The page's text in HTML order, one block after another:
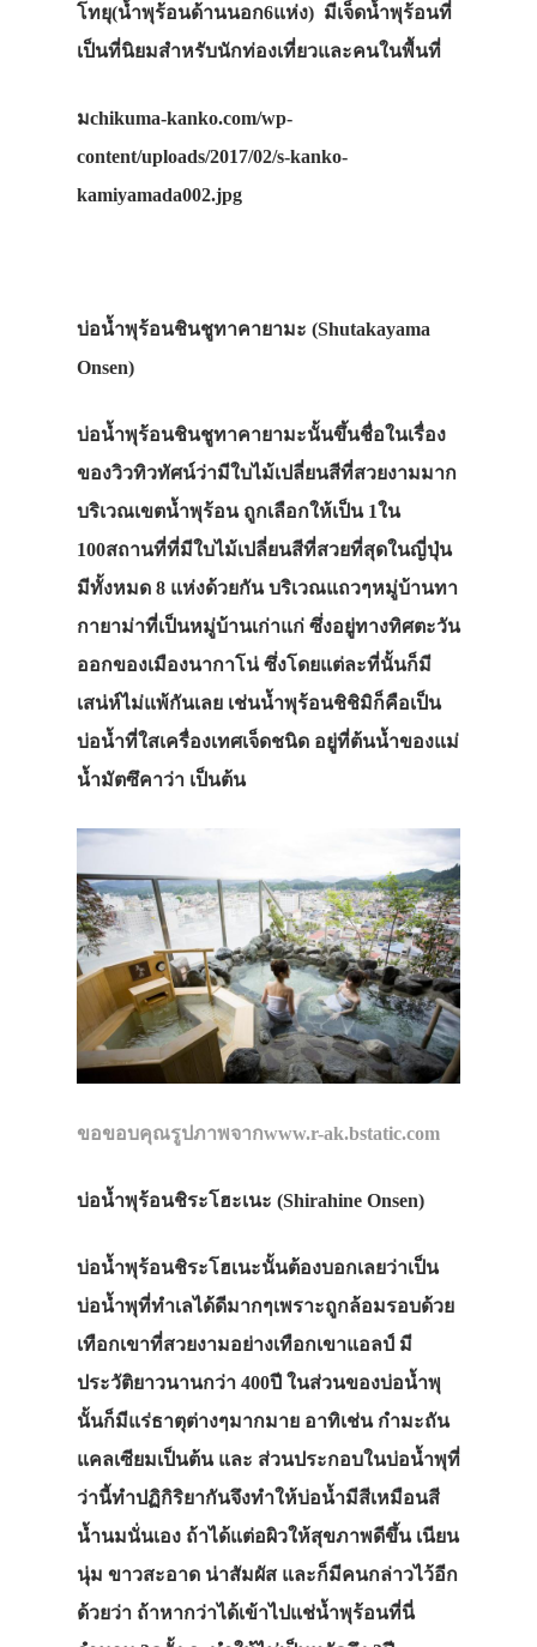
โทยุ(น้ำพุร้อนด้านนอก6แห่ง) มีเจ็ดน้ำพุร้อนที่
เป็นที่นิยมสำหรับนักท่องเที่ยวและคนในพื้นที่
มchikuma-kanko.com/wp-
content/uploads/2017/02/s-kanko-
kamiyamada002.jpg
บ่อน้ำพุร้อนชินชูทาคายามะ (Shutakayama
Onsen)
บ่อน้ำพุร้อนชินชูทาคายามะนั้นขึ้นชื่อในเรื่อง
ของวิวทิวทัศน์ว่ามีใบไม้เปลี่ยนสีที่สวยงามมาก
บริเวณเขตน้ำพุร้อน ถูกเลือกให้เป็น 1ใน
100สถานที่ที่มีใบไม้เปลี่ยนสีที่สวยที่สุดในญี่ปุ่น
มีทั้งหมด 8 แห่งด้วยกัน บริเวณแถวๆหมู่บ้านทา
กายาม่าที่เป็นหมู่บ้านเก่าแก่ ซึ่งอยู่ทางทิศตะวัน
ออกของเมืองนากาโน่ ซึ่งโดยแต่ละที่นั้นก็มี
เสน่ห์ไม่แพ้กันเลย เช่นน้ำพุร้อนชิชิมิก็คือเป็น
บ่อน้ำที่ใสเครื่องเทศเจ็ดชนิด อยู่ที่ต้นน้ำของแม่
น้ำมัตซึคาว่า เป็นต้น
ขอขอบคุณรูปภาพจากwww.r-ak.bstatic.com
บ่อน้ำพุร้อนชิระโฮะเนะ (Shirahine Onsen)
บ่อน้ำพุร้อนชิระโฮเนะนั้นต้องบอกเลยว่าเป็น
บ่อน้ำพุที่ทำเลได้ดีมากๆเพราะถูกล้อมรอบด้วย
เทือกเขาที่สวยงามอย่างเทือกเขาแอลป์ มี
ประวัติยาวนานกว่า 400ปี ในส่วนของบ่อน้ำพุ
นั้นก็มีแร่ธาตุต่างๆมากมาย อาทิเช่น กำมะถัน
แคลเซียมเป็นต้น และ ส่วนประกอบในบ่อน้ำพุที่
ว่านี้ทำปฏิกิริยากันจึงทำให้บ่อน้ำมีสีเหมือนสี
น้ำนมนั่นเอง ถ้าได้แต่อผิวให้สุขภาพดีขึ้น เนียน
นุ่ม ขาวสะอาด น่าสัมผัส และก็มีคนกล่าวไว้อีก
ด้วยว่า ถ้าหากว่าได้เข้าไปแช่น้ำพุร้อนที่นี่
ประเทศญี่ปุ่น
เที่ยวญี่ปุ่นด้ว
เอง